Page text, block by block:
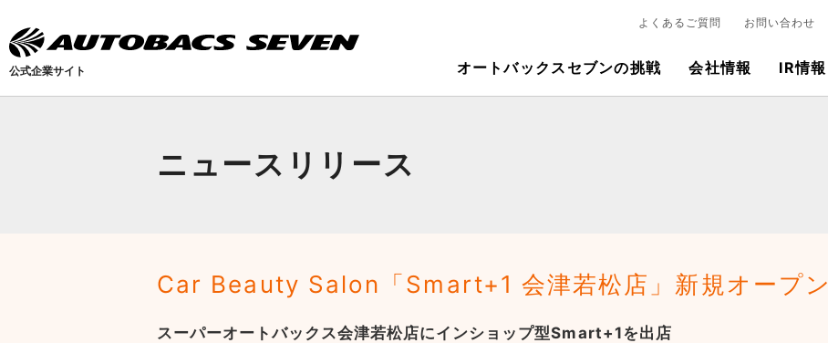
ニュースリリース
Car Beauty Salon「Smart+1 会津若松店」新規オープン
スーパーオートバックス会津若松店にインショップ型Smart+1を出店
公式企業サイト
よくあるご質問 お問い合わせ
オートバックスセブンの挑戦 会社情報 IR情報